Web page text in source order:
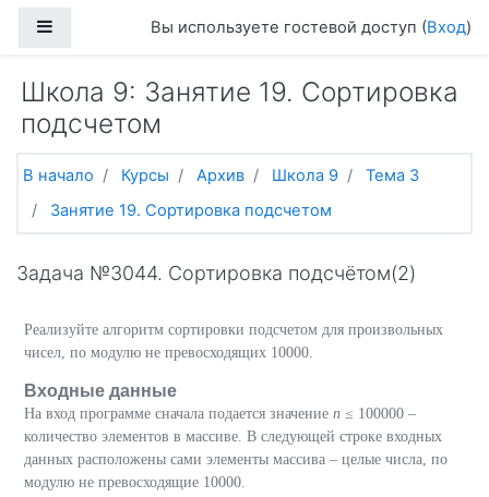
Боковая панельВы используете гостевой доступ (Вход)
Школа 9: Занятие 19. Сортировка
подсчетом
В начало Курсы Архив Школа 9
Тема 3
Занятие 19. Сортировка подсчетом
Задача №3044. Сортировка подсчётом(2)
Реализуйте алгоритм сортировки подсчетом для произвольных
чисел, по модулю не превосходящих 10000.
Входные данные
На вход программе сначала подается значение n ≤ 100000 –
количество элементов в массиве. В следующей строке входных
данных расположены сами элементы массива – целые числа, по
модулю не превосходящие 10000.